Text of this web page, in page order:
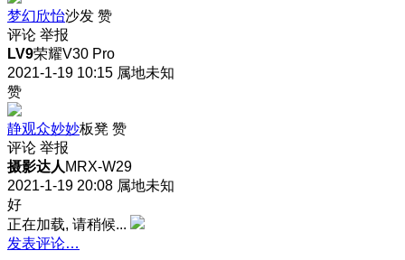
梦幻欣怡沙发 赞
评论 举报
LV9荣耀V30 Pro
2021-1-19 10:15 属地未知
赞
静观众妙妙板凳 赞
评论 举报
摄影达人 MRX-W29
2021-1-19 20:08 属地未知
好
正在加载, 请稍候...
发表评论…